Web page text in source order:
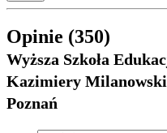
Opinie (350)
Wyższa Szkoła
Kazimiery
Poznań